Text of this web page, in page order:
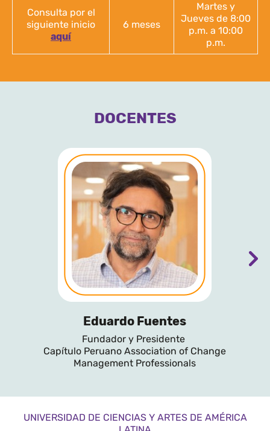
Consulta por el
siguiente inicio
aquí
6 meses
Martes y
Jueves de 8:00
p.m. a 10:00
p.m.
DOCENTES
Eduardo Fuentes
Fundador y Presidente
Capítulo Peruano Association of Change
Management Professionals
UNIVERSIDAD DE CIENCIAS Y ARTES DE AMÉRICA